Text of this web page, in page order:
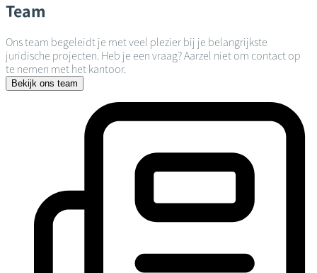
Team
Ons team begeleidt je met veel plezier bij je belangrijkste
juridische projecten. Heb je een vraag? Aarzel niet om contact op
te nemen met het kantoor.
Bekijk ons team